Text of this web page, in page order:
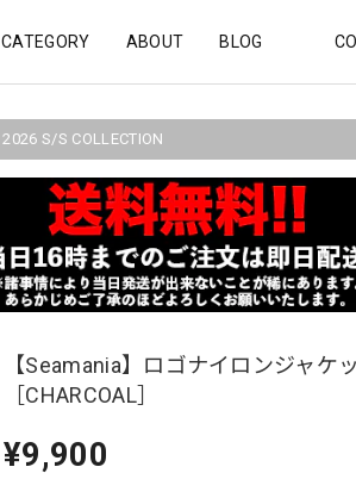
CATEGORY ABOUT BLOG
2026 S/S COLLECTION
【Seamania】ロゴナイロンジャケ
［CHARCOAL］
¥9,900